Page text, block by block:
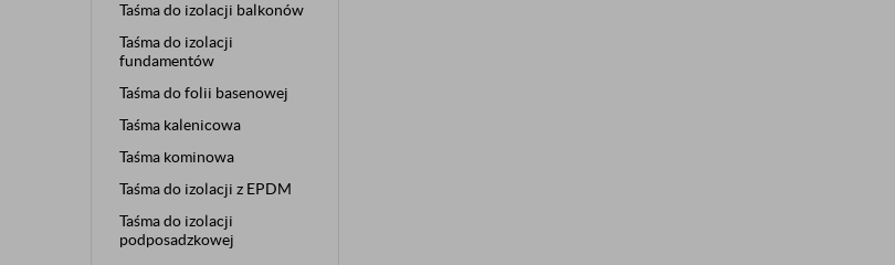
Taśma do izolacji balkonów
Taśma do izolacji
fundamentów
Taśma do folii basenowej
Taśma kalenicowa
Taśma kominowa
Taśma do izolacji z EPDM
Taśma do izolacji
podposadzkowej